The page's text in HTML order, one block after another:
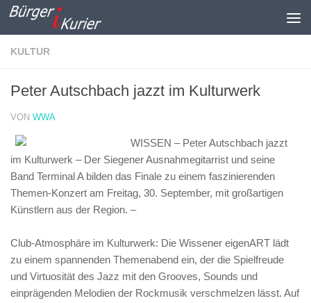
Zum Inhalt springen
KULTUR
Peter Autschbach jazzt im Kulturwerk
VON WWA
WISSEN – Peter Autschbach jazzt
im Kulturwerk – Der Siegener Ausnahmegitarrist und seine
Band Terminal A bilden das Finale zu einem faszinierenden
Themen-Konzert am Freitag, 30. September, mit großartigen
Künstlern aus der Region. –
Club-Atmosphäre im Kulturwerk: Die Wissener eigenART lädt
zu einem spannenden Themenabend ein, der die Spielfreude
und Virtuosität des Jazz mit den Grooves, Sounds und
einprägenden Melodien der Rockmusik verschmelzen lässt. Auf